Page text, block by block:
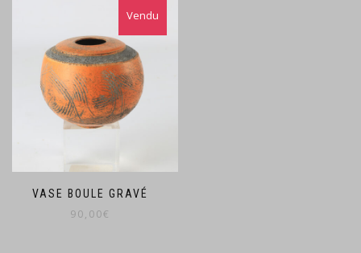
VASE BOULE GRAVÉ
90,00€